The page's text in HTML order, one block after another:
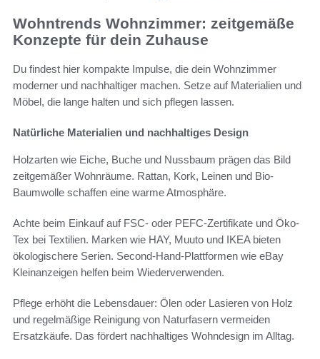
Wohntrends Wohnzimmer: zeitgemäße
Konzepte für dein Zuhause
Du findest hier kompakte Impulse, die dein Wohnzimmer
moderner und nachhaltiger machen. Setze auf Materialien und
Möbel, die lange halten und sich pflegen lassen.
Natürliche Materialien und nachhaltiges Design
Holzarten wie Eiche, Buche und Nussbaum prägen das Bild
zeitgemäßer Wohnräume. Rattan, Kork, Leinen und Bio-
Baumwolle schaffen eine warme Atmosphäre.
Achte beim Einkauf auf FSC- oder PEFC-Zertifikate und Öko-
Tex bei Textilien. Marken wie HAY, Muuto und IKEA bieten
ökologischere Serien. Second-Hand-Plattformen wie eBay
Kleinanzeigen helfen beim Wiederverwenden.
Pflege erhöht die Lebensdauer: Ölen oder Lasieren von Holz
und regelmäßige Reinigung von Naturfasern vermeiden
Ersatzkäufe. Das fördert nachhaltiges Wohndesign im Alltag.